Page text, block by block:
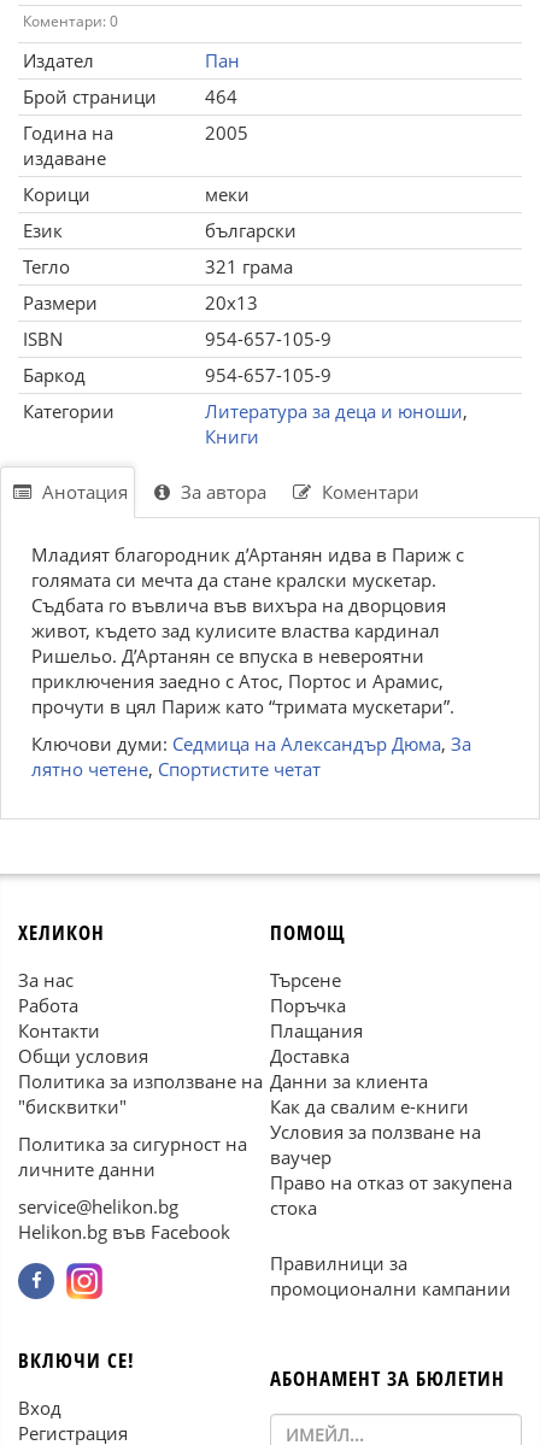
Коментари: 0
Издател
Пан
Брой страници
464
Година на
издаване
2005
Корици
меки
Език
български
Тегло
321 грама
Размери
20x13
ISBN
954-657-105-9
Баркод
954-657-105-9
Категории
Литература за деца и юноши,
Книги
Анотация За автора Коментари
Младият благородник д’Артанян идва в Париж с
голямата си мечта да стане кралски мускетар.
Съдбата го въвлича във вихъра на дворцовия
живот, където зад кулисите властва кардинал
Ришельо. Д’Артанян се впуска в невероятни
приключения заедно с Атос, Портос и Арамис,
прочути в цял Париж като “тримата мускетари”.
Ключови думи: Седмица на Александър Дюма, За
лятно четене, Спортистите четат
ХЕЛИКОН
За нас
Работа
Контакти
Общи условия
Политика за използване на
"бисквитки"
Политика за сигурност на
личните данни
service@helikon.bg
Helikon.bg във Facebook
ПОМОЩ
Търсене
Поръчка
Плащания
Доставка
Данни за клиента
Как да свалим е-книги
Условия за ползване на
ваучер
Право на отказ от закупена
стока
Правилници за
промоционални кампании
ВКЛЮЧИ СЕ!
Вход
Регистрация
АБОНАМЕНТ ЗА БЮЛЕТИН